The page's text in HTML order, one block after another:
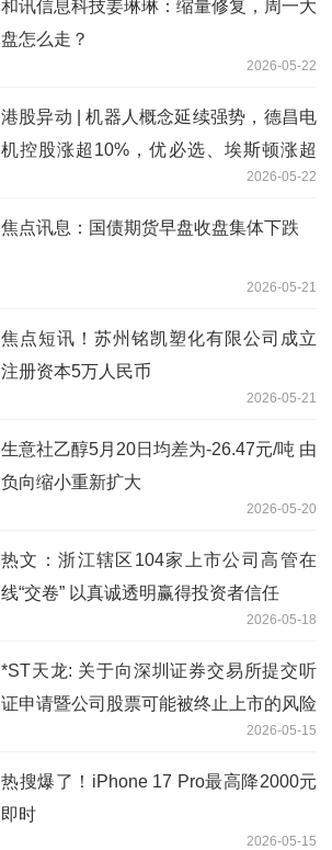
和讯信息科技姜琳琳：缩量修复，周一大
盘怎么走？
2026-05-22
港股异动 | 机器人概念延续强势，德昌电
机控股涨超10%，优必选、埃斯顿涨超
2026-05-22
焦点讯息：国债期货早盘收盘集体下跌
2026-05-21
焦点短讯！苏州铭凯塑化有限公司成立
注册资本5万人民币
2026-05-21
生意社乙醇5月20日均差为-26.47元/吨 由
负向缩小重新扩大
2026-05-20
热文：浙江辖区104家上市公司高管在
线“交卷” 以真诚透明赢得投资者信任
2026-05-18
*ST天龙: 关于向深圳证券交易所提交听
证申请暨公司股票可能被终止上市的风险
2026-05-15
热搜爆了！iPhone 17 Pro最高降2000元
即时
2026-05-15